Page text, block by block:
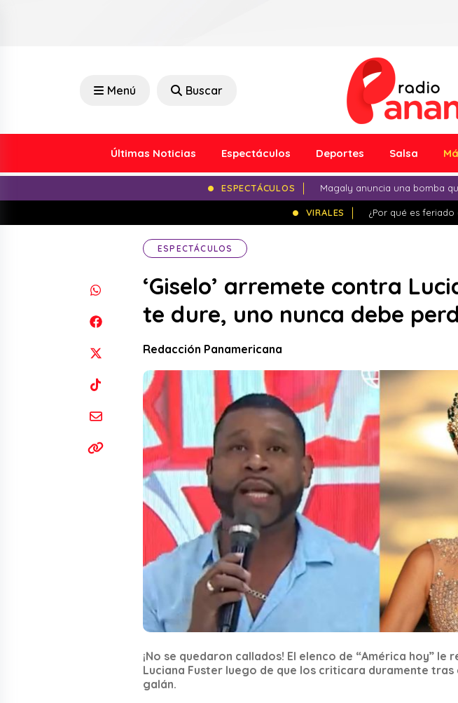
Menú Buscar
Últimas Noticias Espectáculos Deportes Salsa
ESPECTÁCULOS Magaly anuncia una bomba
VIRALES ¿Por qué es feriado
ESPECTÁCULOS
‘Giselo’ arremete contra
te dure, uno nunca debe
Redacción Panamericana
¡No se quedaron callados! El elenco de “América hoy”
Luciana Fuster luego de que los criticara duramente tras
galán.